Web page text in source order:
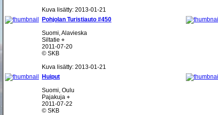
Kuva lisätty: 2013-01-21
Pohjolan Turistiauto #450
Suomi, Alavieska
Siltatie ⌖
2011-07-20
© SKB
Kuva lisätty: 2013-01-21
Huiput
Suomi, Oulu
Pajakuja ⌖
2011-07-22
© SKB